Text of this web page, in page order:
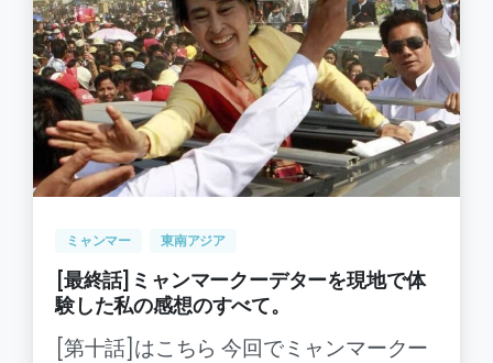
0 -
ミャンマー 東南アジア
[最終話]ミャンマークーデターを現地で体
験した私の感想のすべて。
[第十話]はこちら 今回でミャンマークー